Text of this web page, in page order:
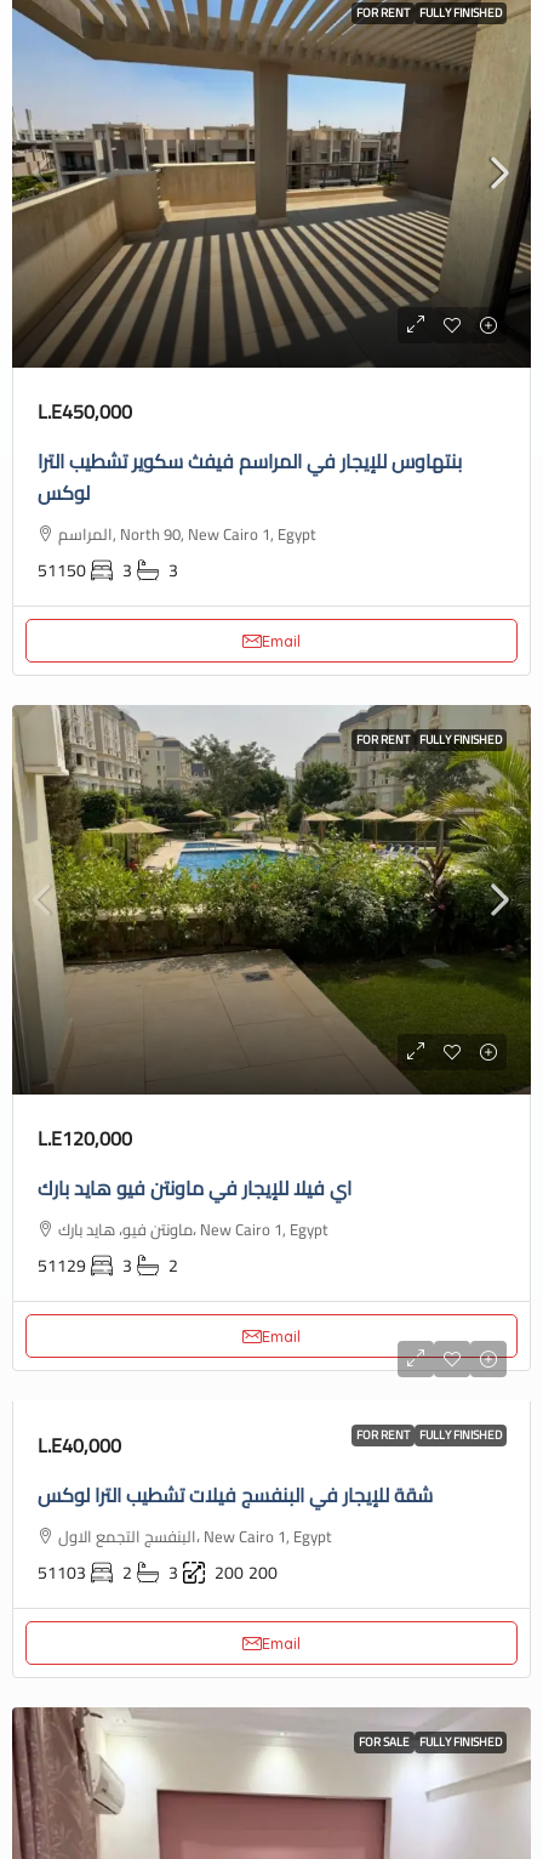
FOR RENT FULLY FINISHED
L.E450,000
بنتهاوس للإيجار في المراسم فيفث سكوير تشطيب الترا
لوكس
المراسم, North 90, New Cairo 1, Egypt
51150 3 3
Email
FOR RENT FULLY FINISHED
L.E120,000
اي فيلا للإيجار في ماونتن فيو هايد بارك
ماونتن فيو، هايد بارك، New Cairo 1, Egypt
51129 3 2
Email
FOR RENT FULLY FINISHED
L.E40,000
شقة للإيجار في البنفسج فيلات تشطيب الترا لوكس
البنفسج التجمع الاول، New Cairo 1, Egypt
51103 2 3 200200
Email
FOR SALE FULLY FINISHED